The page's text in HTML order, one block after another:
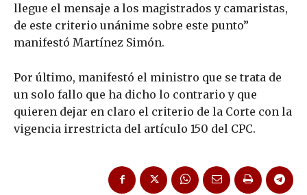
llegue el mensaje a los magistrados y camaristas,
de este criterio unánime sobre este punto”
manifestó Martínez Simón.
Por último, manifestó el ministro que se trata de
un solo fallo que ha dicho lo contrario y que
quieren dejar en claro el criterio de la Corte con la
vigencia irrestricta del artículo 150 del CPC.